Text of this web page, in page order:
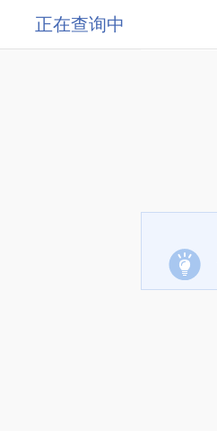
正在查询中